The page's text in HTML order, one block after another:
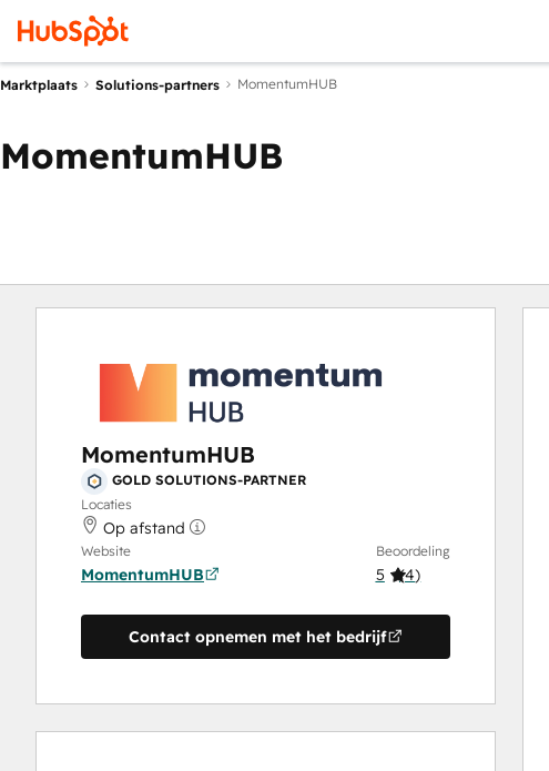
Marktplaats Solutions-partners MomentumHUB
MomentumHUB
MomentumHUB
GOLD SOLUTIONS-PARTNER
Locaties
Op afstand
Website
MomentumHUB
Beoordeling
5 (4)
Contact opnemen met het bedrijf